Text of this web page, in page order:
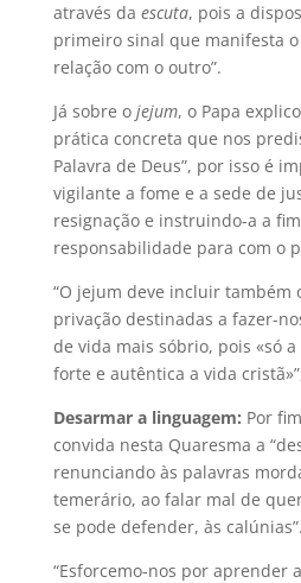
através da escuta, pois a
primeiro sinal que manifesta
relação com o outro”.
Já sobre o jejum, o Papa
prática concreta que nos
Palavra de Deus”, por isso é
vigilante a fome e a sede de
resignação e instruindo-a a
responsabilidade para com o
“O jejum deve incluir também
privação destinadas a fazer-
de vida mais sóbrio, pois «só
forte e autêntica a vida
Desarmar a linguagem: Por
convida nesta Quaresma a
renunciando às palavras
temerário, ao falar mal de
se pode defender, às calúnias”.
“Esforcemo-nos por aprender